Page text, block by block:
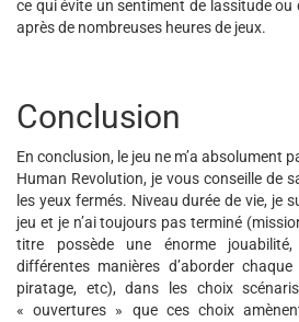
ce qui évite un sentiment de lassitude ou
après de nombreuses heures de jeux.
Conclusion
En conclusion, le jeu ne m’a absolument
Human Revolution, je vous conseille de
les yeux fermés. Niveau durée de vie, je
jeu et je n’ai toujours pas terminé
titre possède une énorme
différentes manières d’aborder
piratage, etc), dans les choix
« ouvertures » que ces choix